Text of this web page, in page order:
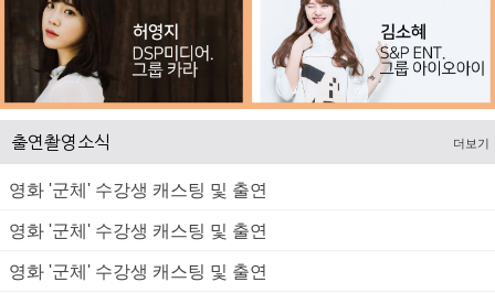
출연촬영소식
영화 '군체' 수강생 캐스팅 및 출연
영화 '군체' 수강생 캐스팅 및 출연
영화 '군체' 수강생 캐스팅 및 출연
더보기